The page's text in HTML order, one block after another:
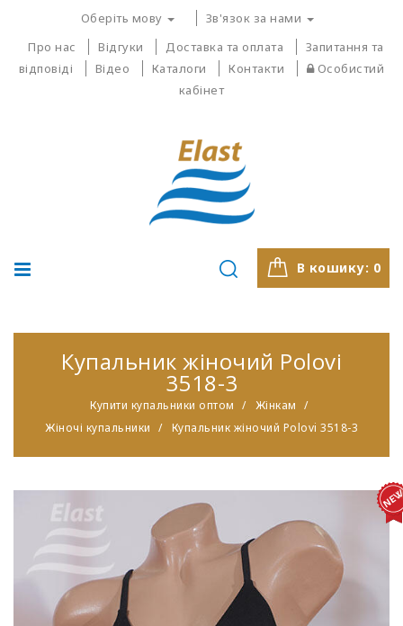
Оберіть мову
Зв'язок за нами
Про нас
Відгуки Доставка та оплата
Запитання та
відповіді
Відео Каталоги Контакти
Особистий
кабінет
В кошику: 0
Купальник жіночий Polovi
3518-3
Купити купальники оптом
Жінкам
Жіночі купальники
Купальник жіночий Polovi 3518-3